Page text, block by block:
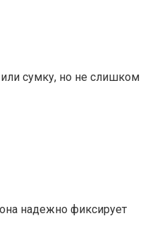
сумку, но не слишком
надежно фиксирует